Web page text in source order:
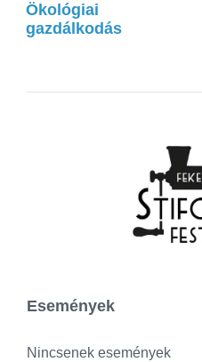
Ökológiai
gazdálkodás
Események
Nincsenek események